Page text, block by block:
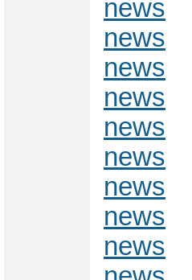
news
news
news
news
news
news
news
news
news